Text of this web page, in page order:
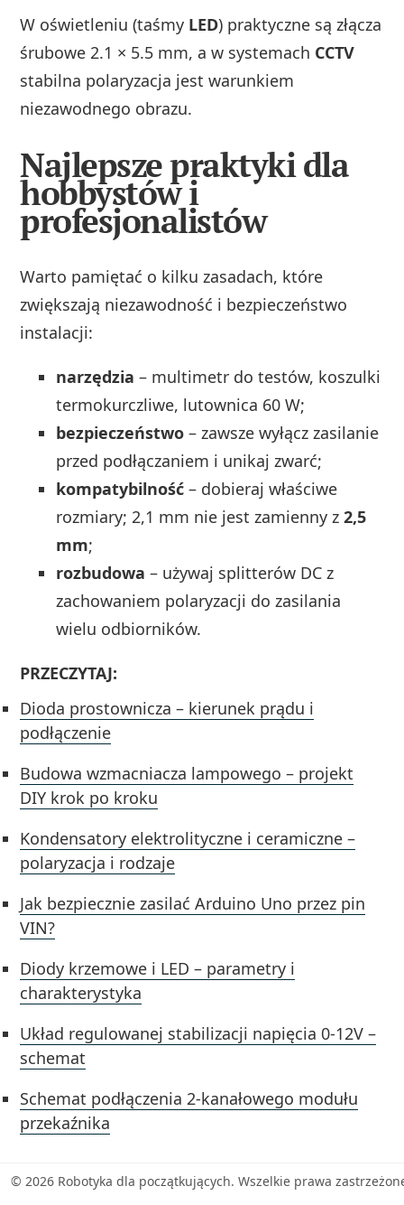
W oświetleniu (taśmy LED) praktyczne są złącza
śrubowe 2.1 × 5.5 mm, a w systemach CCTV
stabilna polaryzacja jest warunkiem
niezawodnego obrazu.
Najlepsze praktyki dla
hobbystów i
profesjonalistów
Warto pamiętać o kilku zasadach, które
zwiększają niezawodność i bezpieczeństwo
instalacji:
narzędzia – multimetr do testów, koszulki
termokurczliwe, lutownica 60 W;
bezpieczeństwo – zawsze wyłącz zasilanie
przed podłączaniem i unikaj zwarć;
kompatybilność – dobieraj właściwe
rozmiary; 2,1 mm nie jest zamienny z2,5
mm;
rozbudowa – używaj splitterów DC z
zachowaniem polaryzacji do zasilania
wielu odbiorników.
PRZECZYTAJ:
Dioda prostownicza – kierunek prądu i
podłączenie
Budowa wzmacniacza lampowego – projekt
DIY krok po kroku
Kondensatory elektrolityczne i ceramiczne –
polaryzacja i rodzaje
Jak bezpiecznie zasilać Arduino Uno przez pin
VIN?
Diody krzemowe i LED – parametry i
charakterystyka
Układ regulowanej stabilizacji napięcia 0-12V –
schemat
Schemat podłączenia 2-kanałowego modułu
przekaźnika
© 2026 Robotyka dla początkujących. Wszelkie prawa